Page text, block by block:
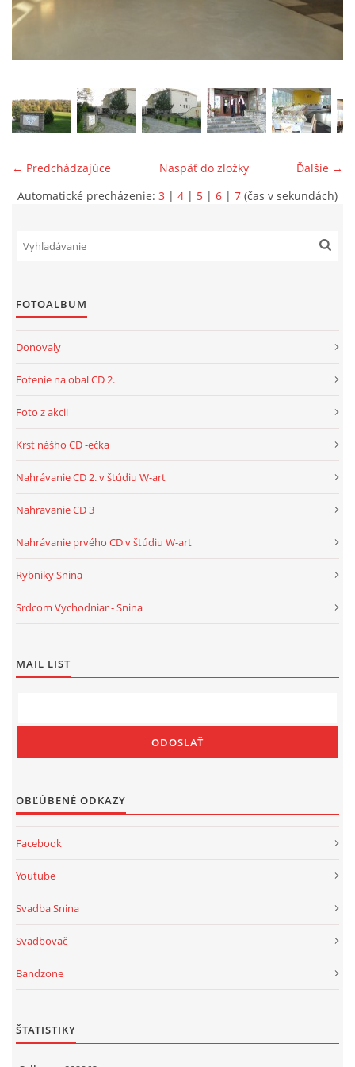
ONÁS
← Predchádzajúce Ďalšie →
Naspäť do zložky
Automatické precházenie: 3 | 4 | 5 | 6 | 7 (čas v sekundách)
FOTOALBUM
Donovaly
Fotenie na obal CD 2.
Foto z akcii
Krst nášho CD -ečka
Nahrávanie CD 2. v štúdiu W-art
Nahravanie CD 3
Nahrávanie prvého CD v štúdiu W-art
Rybniky Snina
Srdcom Vychodniar - Snina
MAIL LIST
OBĽÚBENÉ ODKAZY
Facebook
Youtube
Svadba Snina
Svadbovač
Bandzone
ŠTATISTIKY